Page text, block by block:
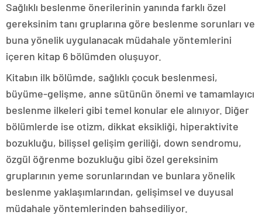
Sağlıklı beslenme önerilerinin yanında farklı özel
gereksinim tanı gruplarına göre beslenme sorunları ve
buna yönelik uygulanacak müdahale yöntemlerini
içeren kitap 6 bölümden oluşuyor.
Kitabın ilk bölümde, sağlıklı çocuk beslenmesi,
büyüme-gelişme, anne sütünün önemi ve tamamlayıcı
beslenme ilkeleri gibi temel konular ele alınıyor. Diğer
bölümlerde ise otizm, dikkat eksikliği, hiperaktivite
bozukluğu, bilişsel gelişim geriliği, down sendromu,
özgül öğrenme bozukluğu gibi özel gereksinim
gruplarının yeme sorunlarından ve bunlara yönelik
beslenme yaklaşımlarından, gelişimsel ve duyusal
müdahale yöntemlerinden bahsediliyor.